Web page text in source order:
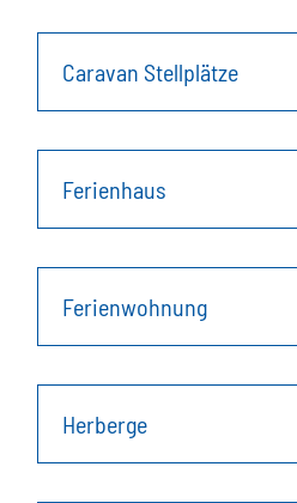
Caravan Stellplätze
Ferienhaus
Ferienwohnung
Herberge